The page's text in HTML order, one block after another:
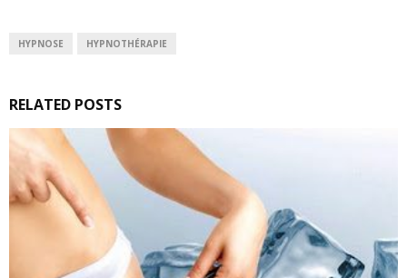
HYPNOSE HYPNOTHÉRAPIE
RELATED POSTS